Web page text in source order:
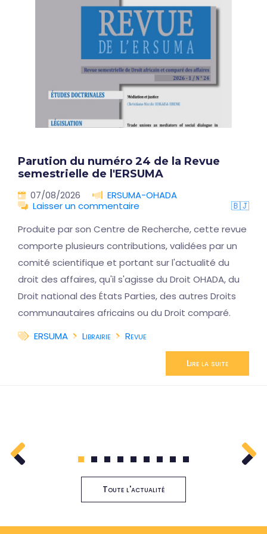
Parution du numéro 24 de la Revue
semestrielle de l'ERSUMA
07/08/2026
ERSUMA-OHADA
Laisser un commentaire
🇧🇯
Produite par son Centre de Recherche, cette revue
comporte plusieurs contributions, validées par un
comité scientifique et portant sur l'actualité du
droit des affaires, qu'il s'agisse du Droit OHADA, du
Droit national des États Parties, des autres Droits
communautaires africains ou du Droit comparé.
ERSUMA
Librairie Revue
Lire la suite
1 2 3 4 5 6 7 8 9
Toute l'actualité